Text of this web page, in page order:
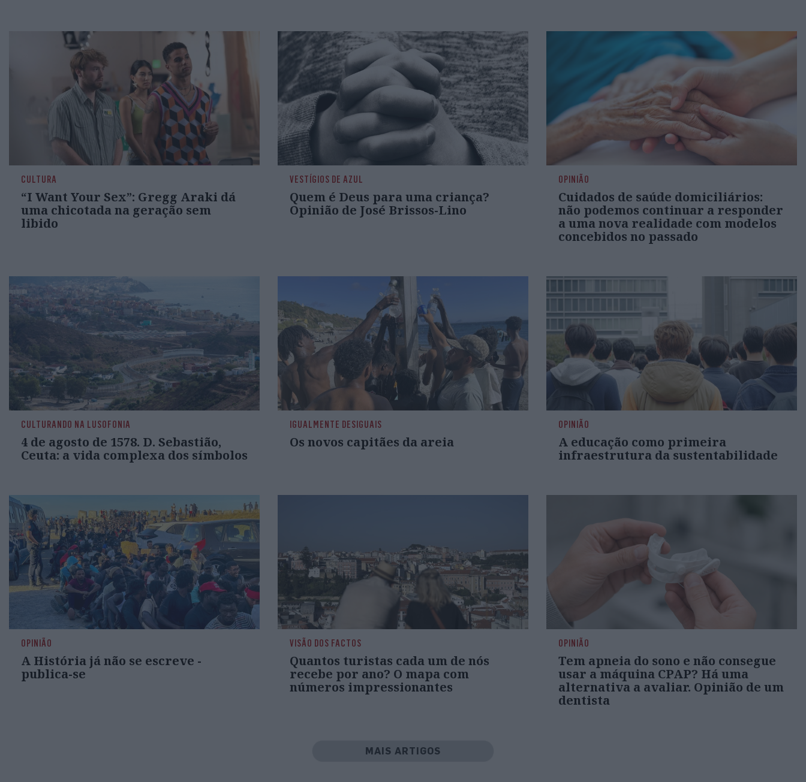
CULTURA
“I Want Your Sex”: Gregg Araki dá
uma chicotada na geração sem
libido
VESTÍGIOS DE AZUL
Quem é Deus para uma criança?
Opinião de José Brissos-Lino
OPINIÃO
Cuidados de saúde domiciliários:
não podemos continuar a responder
a uma nova realidade com modelos
concebidos no passado
CULTURANDO NA LUSOFONIA
4 de agosto de 1578. D. Sebastião,
Ceuta: a vida complexa dos símbolos
IGUALMENTE DESIGUAIS
Os novos capitães da areia
OPINIÃO
A educação como primeira
infraestrutura da sustentabilidade
OPINIÃO
A História já não se escreve -
publica-se
VISÃO DOS FACTOS
Quantos turistas cada um de nós
recebe por ano? O mapa com
números impressionantes
OPINIÃO
Tem apneia do sono e não consegue
usar a máquina CPAP? Há uma
alternativa a avaliar. Opinião de um
dentista
MAIS ARTIGOS